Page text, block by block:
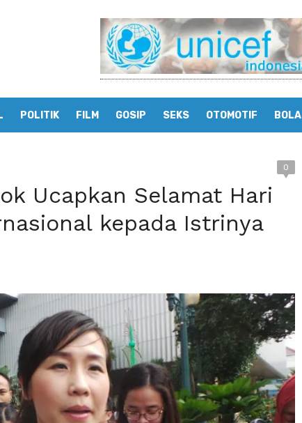
POLITIK FILM GOSIP SEKS OTOMOTIF BOLA
0
Ucapkan Selamat Hari
kepada Istrinya